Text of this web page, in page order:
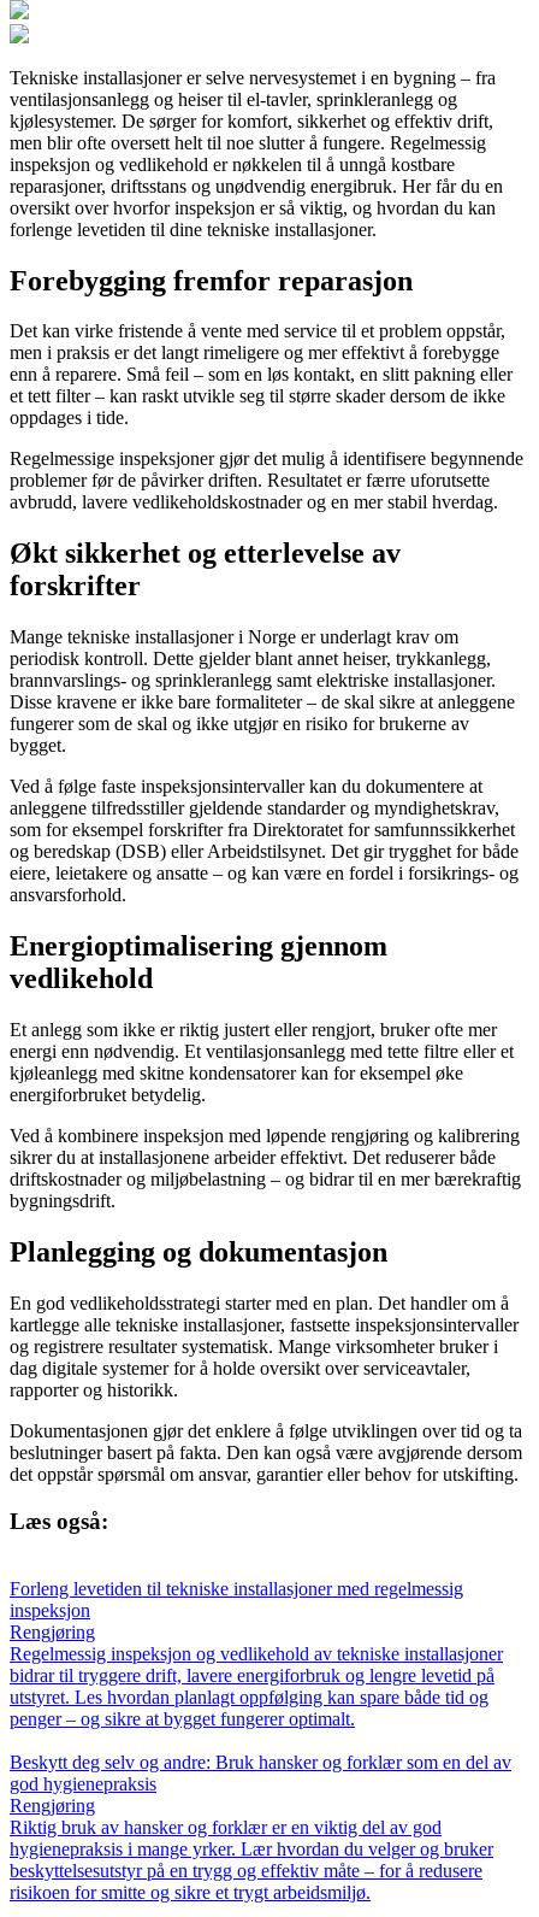
Tekniske installasjoner er selve nervesystemet i en bygning – fra
ventilasjonsanlegg og heiser til el-tavler, sprinkleranlegg og
kjølesystemer. De sørger for komfort, sikkerhet og effektiv drift,
men blir ofte oversett helt til noe slutter å fungere. Regelmessig
inspeksjon og vedlikehold er nøkkelen til å unngå kostbare
reparasjoner, driftsstans og unødvendig energibruk. Her får du en
oversikt over hvorfor inspeksjon er så viktig, og hvordan du kan
forlenge levetiden til dine tekniske installasjoner.
Forebygging fremfor reparasjon
Det kan virke fristende å vente med service til et problem oppstår,
men i praksis er det langt rimeligere og mer effektivt å forebygge
enn å reparere. Små feil – som en løs kontakt, en slitt pakning eller
et tett filter – kan raskt utvikle seg til større skader dersom de ikke
oppdages i tide.
Regelmessige inspeksjoner gjør det mulig å identifisere begynnende
problemer før de påvirker driften. Resultatet er færre uforutsette
avbrudd, lavere vedlikeholdskostnader og en mer stabil hverdag.
Økt sikkerhet og etterlevelse av
forskrifter
Mange tekniske installasjoner i Norge er underlagt krav om
periodisk kontroll. Dette gjelder blant annet heiser, trykkanlegg,
brannvarslings- og sprinkleranlegg samt elektriske installasjoner.
Disse kravene er ikke bare formaliteter – de skal sikre at anleggene
fungerer som de skal og ikke utgjør en risiko for brukerne av
bygget.
Ved å følge faste inspeksjonsintervaller kan du dokumentere at
anleggene tilfredsstiller gjeldende standarder og myndighetskrav,
som for eksempel forskrifter fra Direktoratet for samfunnssikkerhet
og beredskap (DSB) eller Arbeidstilsynet. Det gir trygghet for både
eiere, leietakere og ansatte – og kan være en fordel i forsikrings- og
ansvarsforhold.
Energioptimalisering gjennom
vedlikehold
Et anlegg som ikke er riktig justert eller rengjort, bruker ofte mer
energi enn nødvendig. Et ventilasjonsanlegg med tette filtre eller et
kjøleanlegg med skitne kondensatorer kan for eksempel øke
energiforbruket betydelig.
Ved å kombinere inspeksjon med løpende rengjøring og kalibrering
sikrer du at installasjonene arbeider effektivt. Det reduserer både
driftskostnader og miljøbelastning – og bidrar til en mer bærekraftig
bygningsdrift.
Planlegging og dokumentasjon
En god vedlikeholdsstrategi starter med en plan. Det handler om å
kartlegge alle tekniske installasjoner, fastsette inspeksjonsintervaller
og registrere resultater systematisk. Mange virksomheter bruker i
dag digitale systemer for å holde oversikt over serviceavtaler,
rapporter og historikk.
Dokumentasjonen gjør det enklere å følge utviklingen over tid og ta
beslutninger basert på fakta. Den kan også være avgjørende dersom
det oppstår spørsmål om ansvar, garantier eller behov for utskifting.
Læs også:
Forleng levetiden til tekniske installasjoner med regelmessig
inspeksjon
Rengjøring
Regelmessig inspeksjon og vedlikehold av tekniske installasjoner
bidrar til tryggere drift, lavere energiforbruk og lengre levetid på
utstyret. Les hvordan planlagt oppfølging kan spare både tid og
penger – og sikre at bygget fungerer optimalt.
Beskytt deg selv og andre: Bruk hansker og forklær som en del av
god hygienepraksis
Rengjøring
Riktig bruk av hansker og forklær er en viktig del av god
hygienepraksis i mange yrker. Lær hvordan du velger og bruker
beskyttelsesutstyr på en trygg og effektiv måte – for å redusere
risikoen for smitte og sikre et trygt arbeidsmiljø.